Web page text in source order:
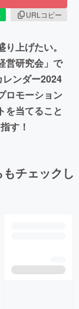
URLコピー
上げたい。
営研究会」で
ンダー2024
ロモーション
を当てること
す！
チェックし